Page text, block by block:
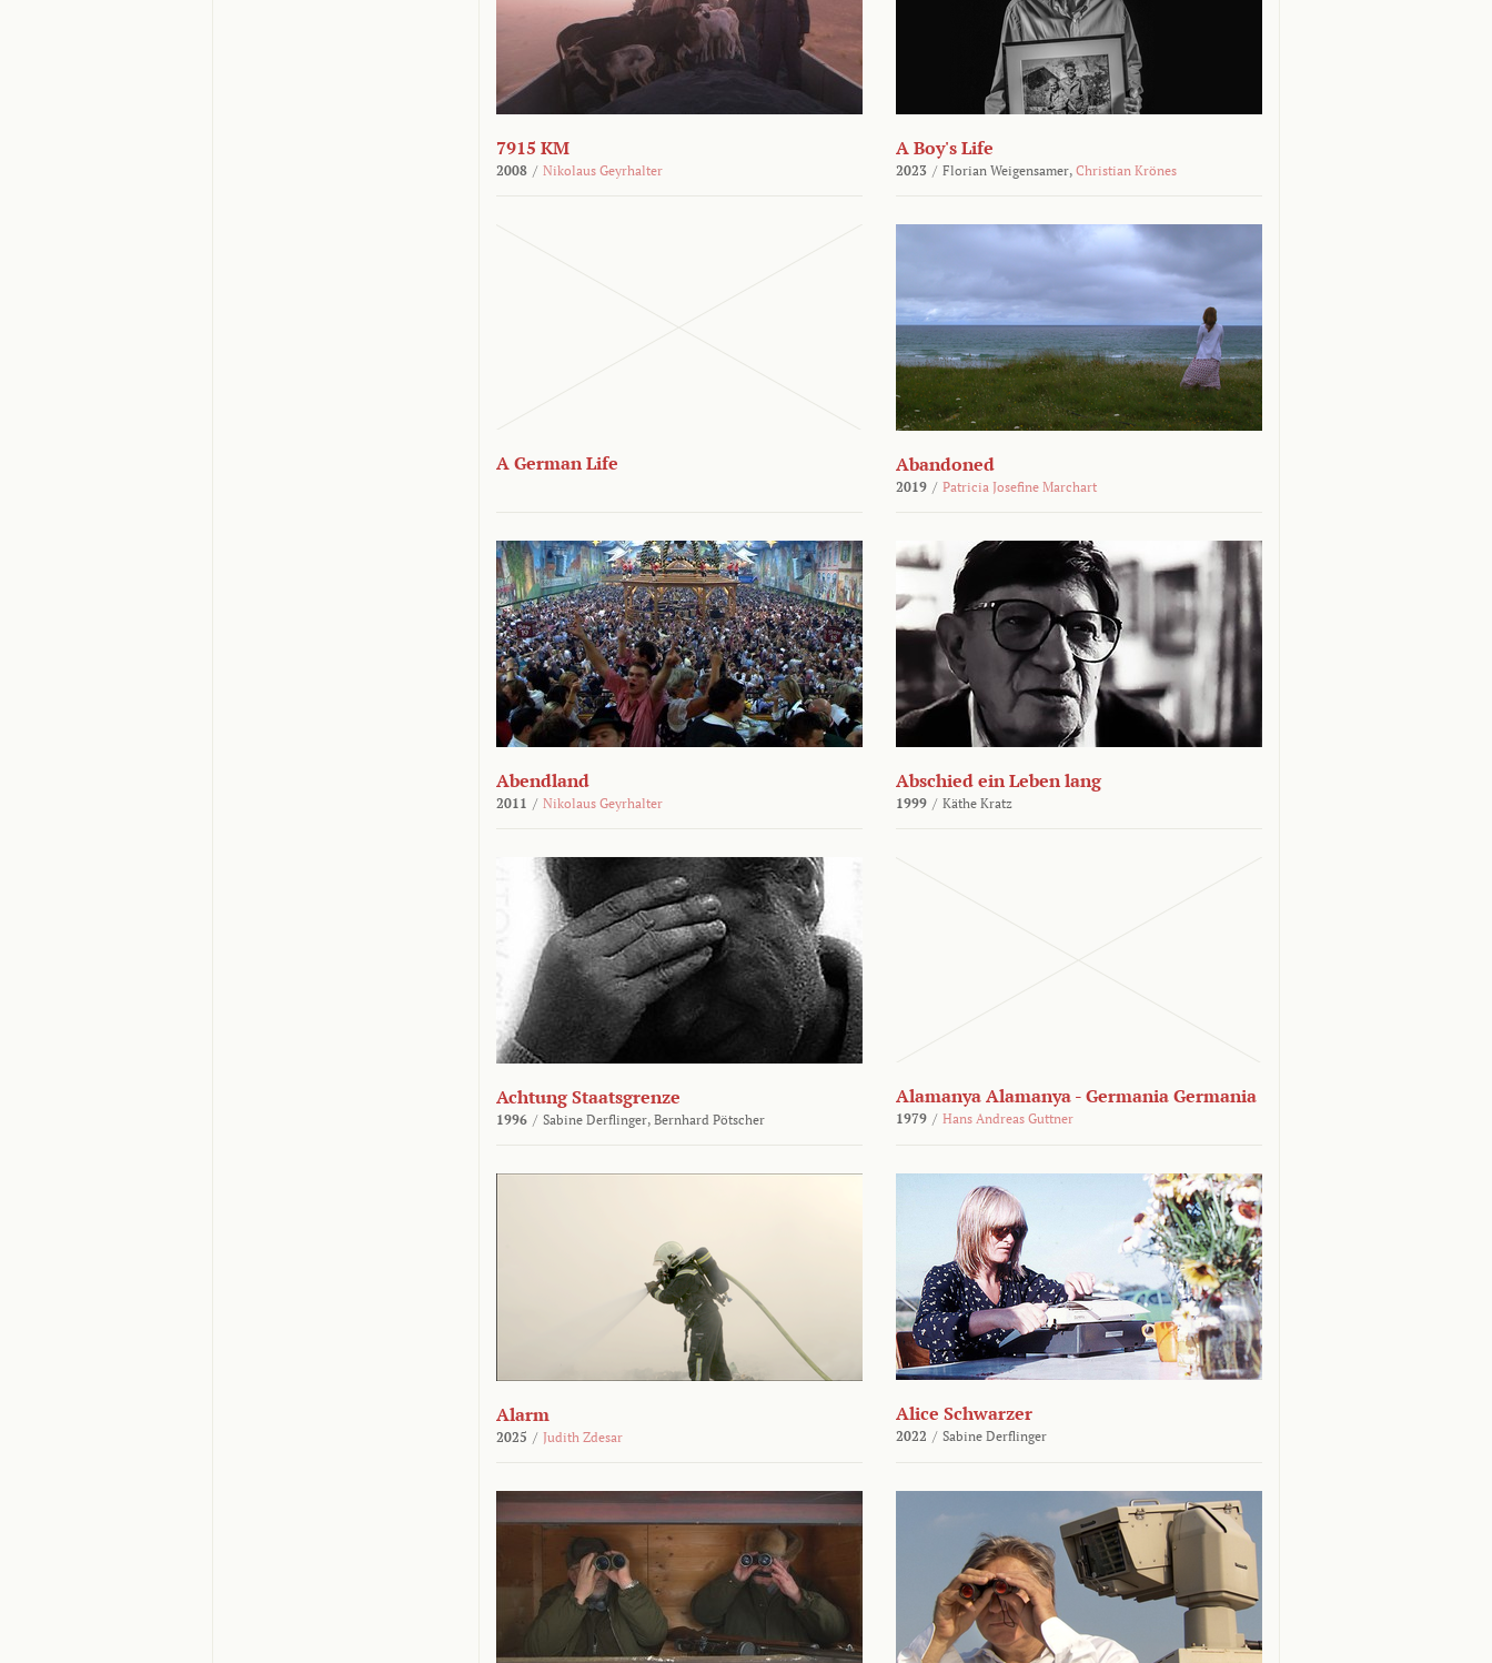
7915 KM
2008 / Nikolaus Geyrhalter
A Boy's Life
2023 / Florian Weigensamer, Christian Krönes
A German Life Abandoned
2019 / Patricia Josefine Marchart
Abendland
2011 / Nikolaus Geyrhalter
Abschied ein Leben lang
1999 / Käthe Kratz
Achtung Staatsgrenze
1996 / Sabine Derflinger, Bernhard Pötscher
Alamanya Alamanya - Germania Germania
1979 / Hans Andreas Guttner
Alarm
2025 / Judith Zdesar
Alice Schwarzer
2022 / Sabine Derflinger